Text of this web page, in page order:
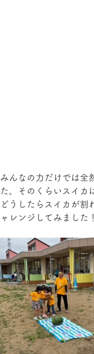
みんなの力だけでは全
た。そのくらいスイカ
どうしたらスイカが割
ャレンジしてみました！